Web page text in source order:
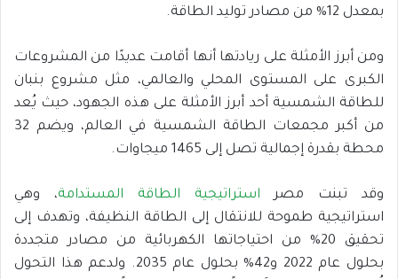
بمعدل 12% من مصادر توليد الطاقة.
ومن أبرز الأمثلة على ريادتها أنها أقامت عديدًا من المشروعات
الكبرى على المستوى المحلي والعالمي، مثل مشروع بنبان
للطاقة الشمسية أحد أبرز الأمثلة على هذه الجهود، حيث يُعد
من أكبر مجمعات الطاقة الشمسية في العالم، ويضم 32
محطة بقدرة إجمالية تصل إلى 1465 ميجاوات.
وقد تبنت مصر استراتيجية الطاقة المستدامة، وهي
استراتيجية طموحة للانتقال إلى الطاقة النظيفة، وتهدف إلى
تحقيق 20% من احتياجاتها الكهربائية من مصادر متجددة
بحلول عام 2022 و42% بحلول عام 2035. ولدعم هذا التحول